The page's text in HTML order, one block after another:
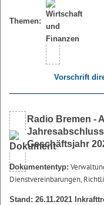
Themen:
Vorschrift
Radio Bremen -
Geschäftsjahr
Dokumententyp:
Dienstvereinbarungen,
Stand: 26.11.2021